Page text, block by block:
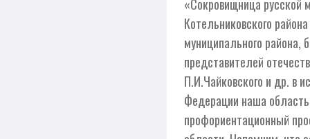
«Сокровищница русской
Котельниковского
муниципального
представителей
П.И.Чайковского и др. в
Федерации наша
профориентационный